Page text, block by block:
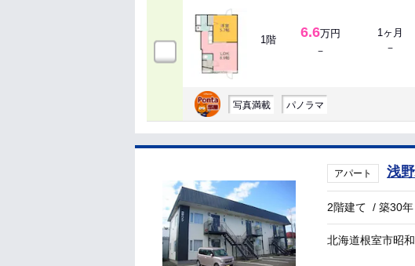
1階 6.6万円
－
1ヶ月
－
写真満載 パノラマ
アパート 浅
2階建て /築30年
北海道根室市昭